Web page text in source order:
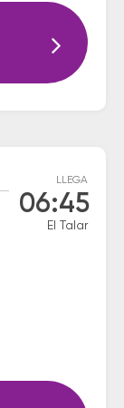
LLEGA
06:45
El Talar